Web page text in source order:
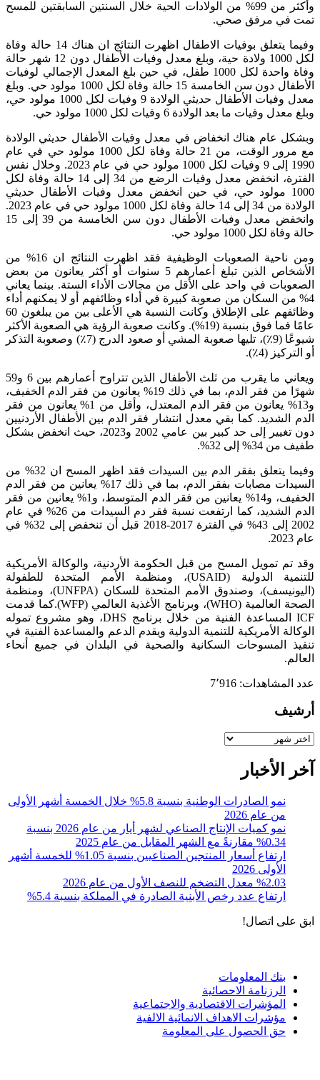
وأكثر من 99% من الولادات الحية خلال السنتين السابقتين للمسح
تمت في مرفق صحي.
وفيما يتعلق بوفيات الاطفال اظهرت النتائج ان هناك 14 حالة وفاة
لكل 1000 ولادة حية، وبلغ معدل وفيات الأطفال دون 12 شهر حالة
وفاة واحدة لكل 1000 طفل، في حين بلغ المعدل الإجمالي لوفيات
الأطفال دون سن الخامسة 15 حالة وفاة لكل 1000 مولود حي. وبلغ
معدل وفيات الأطفال حديثي الولادة 9 وفيات لكل 1000 مولود حي،
وبلغ معدل وفيات ما بعد الولادة 6 وفيات لكل 1000 مولود حي.
وبشكل عام هناك انخفاض في معدل وفيات الأطفال حديثي الولادة
مع مرور الوقت، من 21 حالة وفاة لكل 1000 مولود حي في عام
1990 إلى 9 وفيات لكل 1000 مولود حي في عام 2023. وخلال نفس
الفترة، انخفض معدل وفيات الرضع من 34 إلى 14 حالة وفاة لكل
1000 مولود حي، في حين انخفض معدل وفيات الأطفال حديثي
الولادة من 34 إلى 14 حالة وفاة لكل 1000 مولود حي في عام 2023.
وانخفض معدل وفيات الأطفال دون سن الخامسة من 39 إلى 15
حالة وفاة لكل 1000 مولود حي.
ومن ناحية الصعوبات الوظيفية فقد اظهرت النتائج ان 16% من
الأشخاص الذين تبلغ أعمارهم 5 سنوات أو أكثر يعانون من بعض
الصعوبات في واحد على الأقل من مجالات الأداء الستة. بينما يعاني
4% من السكان من صعوبة كبيرة في أداء وظائفهم أو لا يمكنهم أداء
وظائفهم على الإطلاق وكانت النسبة هي الأعلى بين من يبلغون 60
عامًا فما فوق بنسبة (19%). وكانت صعوبة الرؤية هي الصعوبة الأكثر
شيوعًا (9٪)، تليها صعوبة المشي أو صعود الدرج (7٪) وصعوبة التذكر
أو التركيز (4٪).
ويعاني ما يقرب من ثلث الأطفال الذين تتراوح أعمارهم بين 6 و59
شهرًا من فقر الدم، بما في ذلك 19% يعانون من فقر الدم الخفيف،
و13% يعانون من فقر الدم المعتدل، وأقل من 1% يعانون من فقر
الدم الشديد. كما بقي معدل انتشار فقر الدم بين الأطفال الأردنيين
دون تغيير إلى حد كبير بين عامي 2002 و2023، حيث انخفض بشكل
طفيف من 34% إلى 32%.
وفيما يتعلق بفقر الدم بين السيدات فقد اظهر المسح ان 32% من
السيدات مصابات بفقر الدم، بما في ذلك 17% يعانين من فقر الدم
الخفيف، و14% يعانين من فقر الدم المتوسط، و1% يعانين من فقر
الدم الشديد، كما ارتفعت نسبة فقر دم السيدات من 26% في عام
2002 إلى 43% في الفترة 2017-2018 قبل أن تنخفض إلى 32% في
عام 2023.
وقد تم تمويل المسح من قبل الحكومة الأردنية، والوكالة الأمريكية
للتنمية الدولية (USAID)، ومنظمة الأمم المتحدة للطفولة
(اليونيسف)، وصندوق الأمم المتحدة للسكان (UNFPA)، ومنظمة
الصحة العالمية (WHO)، وبرنامج الأغذية العالمي (WFP).كما قدمت
ICF المساعدة الفنية من خلال برنامج DHS، وهو مشروع تموله
الوكالة الأمريكية للتنمية الدولية ويقدم الدعم والمساعدة الفنية في
تنفيذ المسوحات السكانية والصحية في البلدان في جميع أنحاء
العالم.
عدد المشاهدات: 7٬916
أرشيف
أرشيف
آخر الأخبار
نمو الصادرات الوطنية بنسبة 5.8% خلال الخمسة أشهر الأولى
من عام 2026
نمو كميات الإنتاج الصناعي لشهر أيار من عام 2026 بنسبة
0.34% مقارنةً مع الشهر المقابل من عام 2025
ارتفاع أسعار المنتجين الصناعيين بنسبة 1.05% للخمسة أشهر
الأولى 2026
%2.03 معدل التضخم للنصف الأول من عام 2026
ارتفاع عدد رخص الأبنية الصادرة في المملكة بنسبة 5.4%
ابق على اتصال!
بنك المعلومات
الرزنامة الاحصائية
المؤشرات الاقتصادية والاجتماعية
مؤشرات الاهداف الانمائية الالفية
حق الحصول على المعلومة